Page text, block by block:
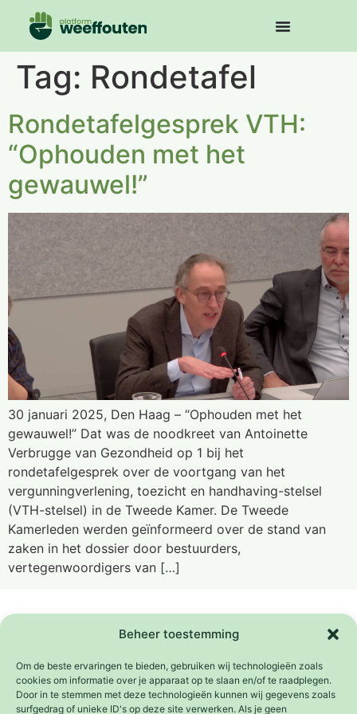
Beheer toestemming
Om de beste ervaringen te bieden, gebruiken wij technologieën zoals
cookies om informatie over je apparaat op te slaan en/of te raadplegen.
Door in te stemmen met deze technologieën kunnen wij gegevens zoals
surfgedrag of unieke ID's op deze site verwerken. Als je geen
Tag: Rondetafel
Rondetafelgesprek VTH:
“Ophouden met het
gewauwel!”
30 januari 2025, Den Haag – “Ophouden met het
gewauwel!” Dat was de noodkreet van Antoinette
Verbrugge van Gezondheid op 1 bij het
rondetafelgesprek over de voortgang van het
vergunningverlening, toezicht en handhaving-stelsel
(VTH-stelsel) in de Tweede Kamer. De Tweede
Kamerleden werden geïnformeerd over de stand van
zaken in het dossier door bestuurders,
vertegenwoordigers van […]
Samenwerkingen
Het Platform Weeffouten wordt mede mogelijk